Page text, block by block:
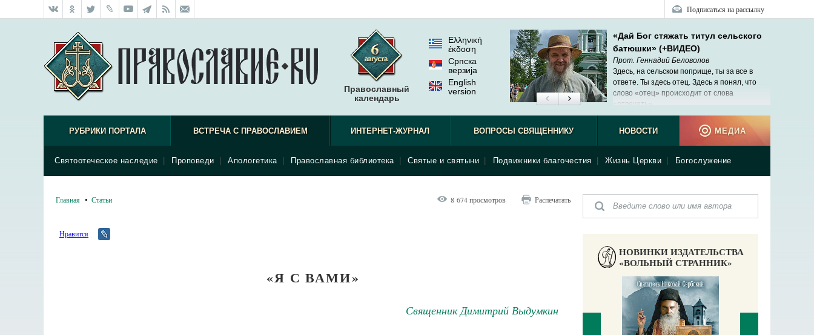
Подписаться на рассылку
Православный
календарь
Ελληνική
έκδοση
Српска
верзиjа
English
version
«Дай Бог стяжать титул сельского
батюшки» (+ВИДЕО)
Прот. Геннадий Беловолов
Здесь, на сельском поприще, ты за все в
ответе. Ты здесь отец. Здесь я понял, что
слово «отец» происходит от слова
«отвечать».
РУБРИКИ ПОРТАЛА ВСТРЕЧА С ПРАВОСЛАВИЕМ
Святоотеческое наследие Проповеди Апологетика Православная библиотека Святые и святыни Подвижники благочестия Жизнь Церкви Богослужение
ИНТЕРНЕТ-ЖУРНАЛ ВОПРОСЫ СВЯЩЕННИКУ НОВОСТИ МЕДИА
Главная Статьи 8 674 просмотров Распечатать
Нравится
«Я С ВАМИ»
Священник Димитрий Выдумкин
НОВИНКИ ИЗДАТЕЛЬСТВА
«ВОЛЬНЫЙ СТРАННИК»